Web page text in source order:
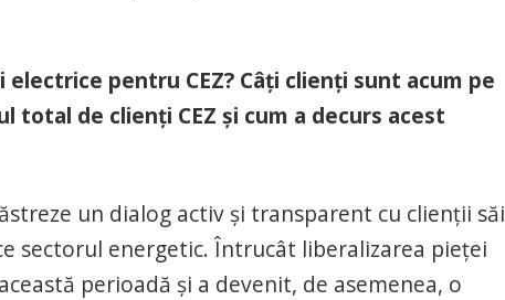
pentru CEZ? Câți clienți sunt acum pe
total de clienți CEZ și cum a decurs acest
un dialog activ și transparent cu clienții săi
sectorul energetic. Întrucât liberalizarea pieței
perioadă și a devenit, de asemenea, o